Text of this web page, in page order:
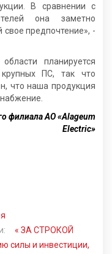
В сравнении с
она заметно
предпочтение», -
планируется
крупных ПС, так что
что наша продукция
филиала АО «Alageum
Electric»
« ЗА СТРОКОЙ
силы и инвестиции,